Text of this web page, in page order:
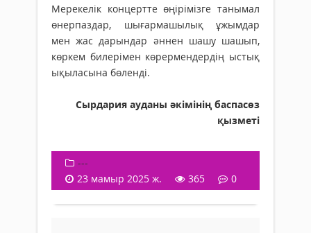
Мерекелік концертте өңірімізге танымал
өнерпаздар, шығармашылық ұжымдар
мен жас дарындар әннен шашу шашып,
көркем билерімен көрермендердің ыстық
ықыласына бөленді.
Сырдария ауданы әкімінің баспасөз
қызметі
---
23 мамыр 2025 ж.
365 0